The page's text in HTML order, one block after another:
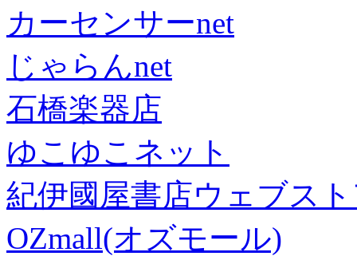
カーセンサーnet
じゃらんnet
石橋楽器店
ゆこゆこネット
紀伊國屋書店ウェブス
OZmall(オズモール)